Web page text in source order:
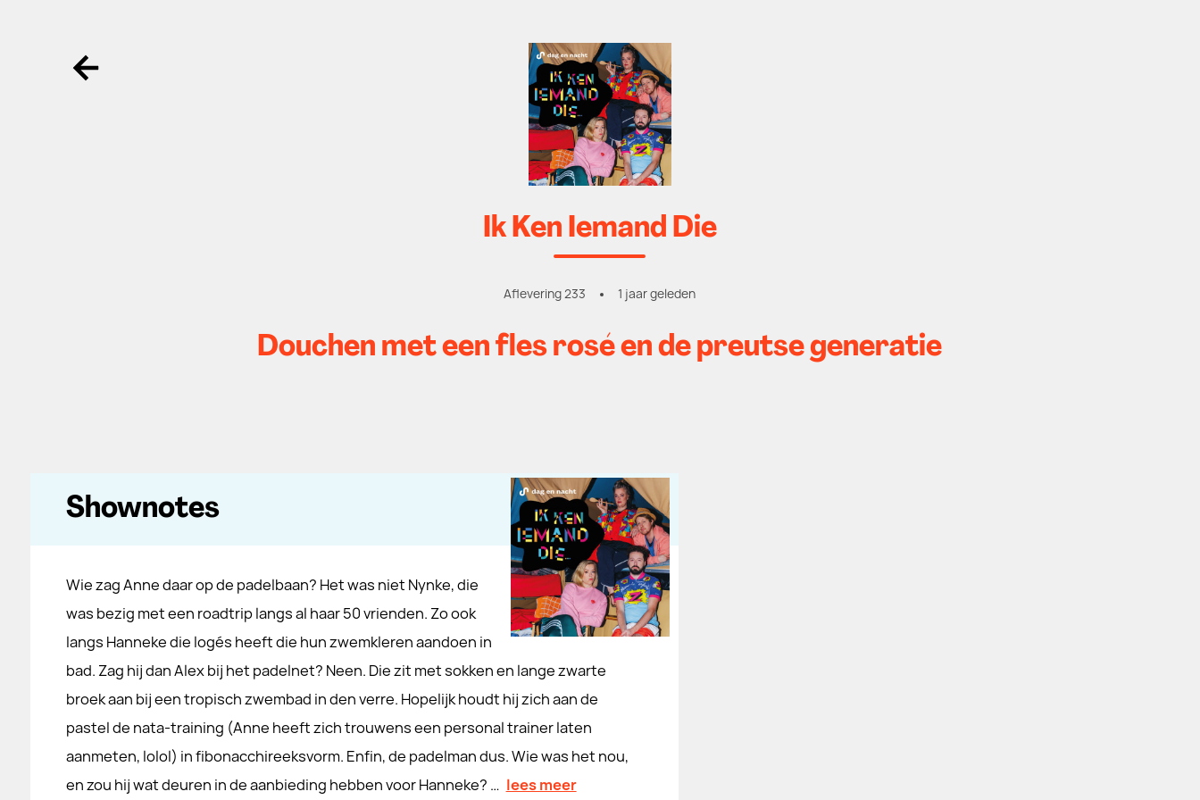
Ga terug
Ik Ken Iemand Die
Aflevering 233 1 jaar geleden
Douchen met een fles rosé en de preutse generatie
Shownotes
Wie zag Anne daar op de padelbaan? Het was niet Nynke, die
was bezig met een roadtrip langs al haar 50 vrienden. Zo ook
langs Hanneke die logés heeft die hun zwemkleren aandoen in
bad. Zag hij dan Alex bij het padelnet? Neen. Die zit met sokken en lange zwarte
broek aan bij een tropisch zwembad in den verre. Hopelijk houdt hij zich aan de
pastel de nata-training (Anne heeft zich trouwens een personal trainer laten
aanmeten, lolol) in fibonacchireeksvorm. Enfin, de padelman dus. Wie was het nou,
en zou hij wat deuren in de aanbieding hebben voor Hanneke? … lees meer